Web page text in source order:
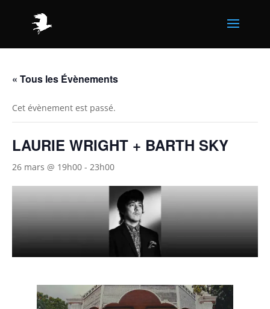
« Tous les Évènements
Cet évènement est passé.
LAURIE WRIGHT + BARTH SKY
26 mars @ 19h00 - 23h00